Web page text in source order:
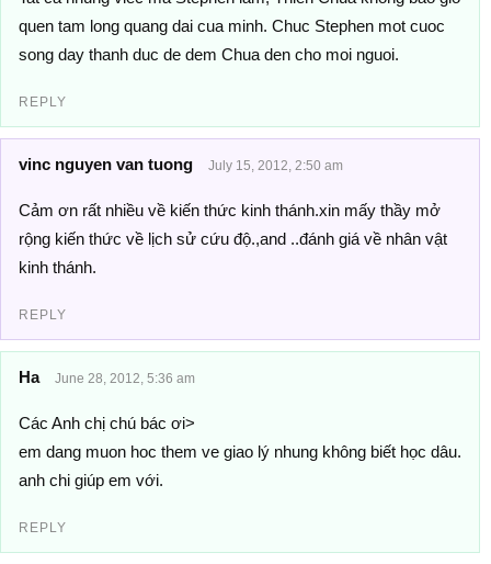
quen tam long quang dai cua minh. Chuc Stephen mot cuoc
song day thanh duc de dem Chua den cho moi nguoi.
REPLY
vinc nguyen van tuong July 15, 2012, 2:50 am
Cảm ơn rất nhiều về kiến thức kinh thánh.xin mấy thầy mở
rộng kiến thức về lịch sử cứu độ.,and ..đánh giá về nhân vật
kinh thánh.
REPLY
Ha June 28, 2012, 5:36 am
Các Anh chị chú bác ơi>
em dang muon hoc them ve giao lý nhung không biết học dâu.
anh chi giúp em với.
REPLY